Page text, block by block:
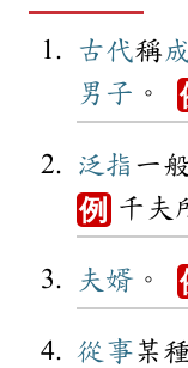
古代稱
男子 。
泛指 一
例 千夫
夫婿 。
從事某